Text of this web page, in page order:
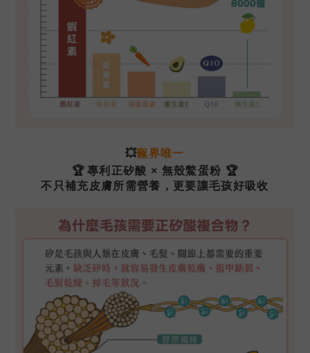
💥寵界唯一
🏆專利正矽酸 × 無殼鱉蛋粉 🏆
不只補充皮膚所需營養， 更要讓毛孩好吸收